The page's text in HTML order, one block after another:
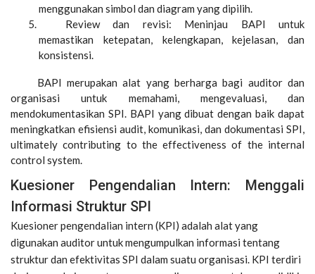
menggunakan simbol dan diagram yang dipilih.
Review dan revisi: Meninjau BAPI untuk
memastikan ketepatan, kelengkapan, kejelasan, dan
konsistensi.
BAPI merupakan alat yang berharga bagi auditor dan
organisasi untuk memahami, mengevaluasi, dan
mendokumentasikan SPI. BAPI yang dibuat dengan baik dapat
meningkatkan efisiensi audit, komunikasi, dan dokumentasi SPI,
ultimately contributing to the effectiveness of the internal
control system.
Kuesioner Pengendalian Intern: Menggali
Informasi Struktur SPI
Kuesioner pengendalian intern (KPI) adalah alat yang
digunakan auditor untuk mengumpulkan informasi tentang
struktur dan efektivitas SPI dalam suatu organisasi. KPI terdiri